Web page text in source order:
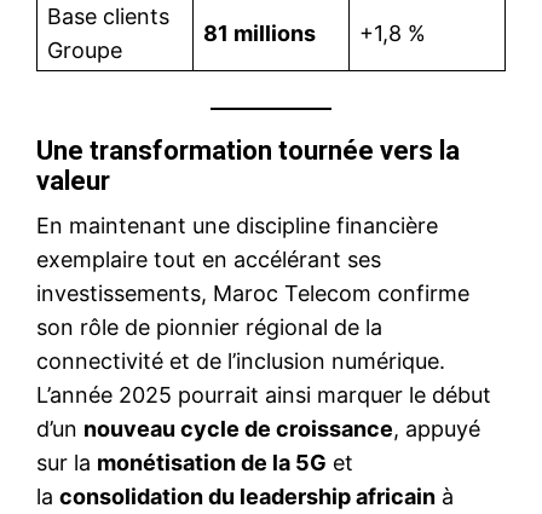
Base clients
Groupe
81 millions +1,8 %
Une transformation tournée vers la
valeur
En maintenant une discipline financière
exemplaire tout en accélérant ses
investissements, Maroc Telecom confirme
son rôle de pionnier régional de la
connectivité et de l’inclusion numérique.
L’année 2025 pourrait ainsi marquer le début
d’un nouveau cycle de croissance, appuyé
sur la monétisation de la 5G et
la consolidation du leadership africain à